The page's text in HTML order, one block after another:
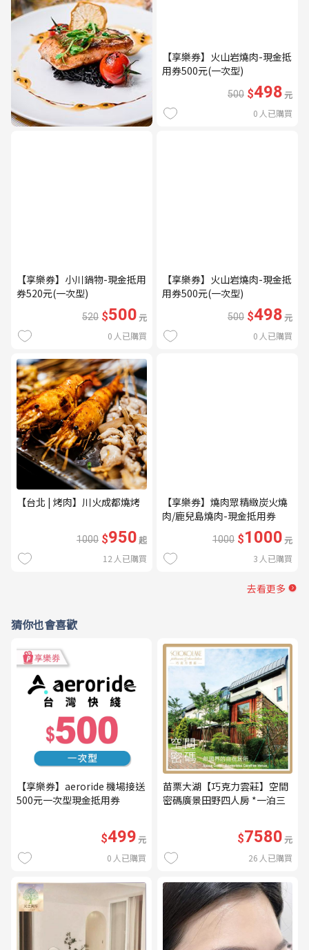
【享樂券】火山岩燒肉-現金抵
用券500元(一次型)
500 $498元
0 人已購買
【享樂券】小川鍋物-現金抵用
券520元(一次型)
520 $500元
0 人已購買
【享樂券】火山岩燒肉-現金抵
用券500元(一次型)
500 $498元
0 人已購買
【台北 | 烤肉】川火成都燒烤
1000 $950起
12 人已購買
【享樂券】燒肉眾精緻炭火燒
肉/鹿兒島燒肉-現金抵用券
1000 $1000元
3 人已購買
去看更多
猜你也會喜歡
【享樂券】aeroride 機場接送
500元一次型現金抵用券
$499元
0 人已購買
苗栗大湖【巧克力雲莊】空間
密碼廣景田野四人房 *一泊三
$7580元
26 人已購買